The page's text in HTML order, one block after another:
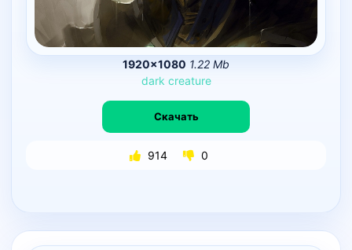
1920×1080 1.22 Mb
dark creature
Скачать
914 0